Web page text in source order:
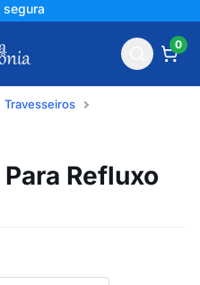
segura
0
Travesseiros
Refluxo